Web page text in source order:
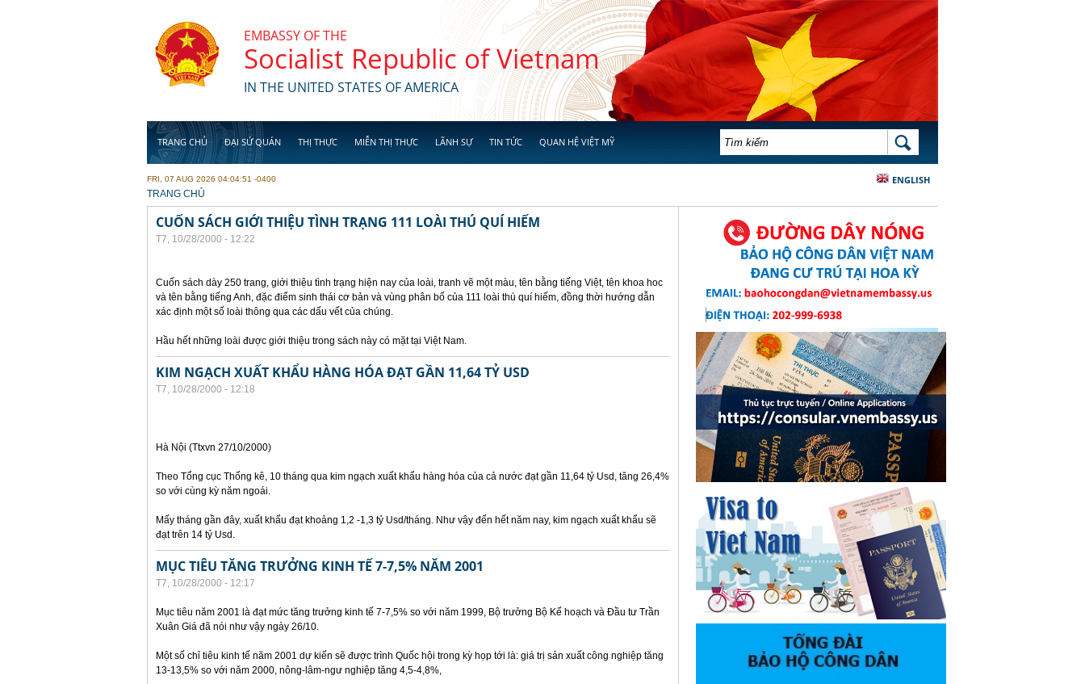
EMBASSY OF THE
Socialist Republic of Vietnam
IN THE UNITED STATES OF AMERICA
TRANG CHỦ ĐẠI SỨ QUÁN THỊ THỰC MIỄN THỊ THỰC LÃNH SỰ TIN TỨC QUAN HỆ VIỆT MỸ BIỂU MẪU TÌM KIẾM TÌM KIẾM
ENGLISH
FRI, 07 AUG 2026 04:04:51 -0400
YOU ARE HERE
TRANG CHỦ
CUỐN SÁCH GIỚI THIỆU TÌNH TRẠNG 111 LOÀI THÚ QUÍ HIẾM
T7, 10/28/2000 - 12:22
Cuốn sách dày 250 trang, giới thiệu tình trạng hiện nay của loài, tranh vẽ một màu, tên bằng tiếng Việt, tên khoa hoc
và tên bằng tiếng Anh, đặc điểm sinh thái cơ bản và vùng phân bố của 111 loài thú quí hiếm, đồng thời hướng dẫn
xác định một số loài thông qua các dấu vết của chúng.
Hầu hết những loài được giới thiệu trong sách này có mặt tại Việt Nam.
KIM NGẠCH XUẤT KHẨU HÀNG HÓA ĐẠT GẦN 11,64 TỶ USD
T7, 10/28/2000 - 12:18
Hà Nội (Ttxvn 27/10/2000)
Theo Tổng cục Thống kê, 10 tháng qua kim ngạch xuất khẩu hàng hóa của cả nước đạt gần 11,64 tỷ Usd, tăng 26,4%
so với cùng kỳ năm ngoái.
Mấy tháng gần đây, xuất khẩu đạt khoảng 1,2 -1,3 tỷ Usd/tháng. Như vậy đến hết năm nay, kim ngạch xuất khẩu sẽ
đạt trên 14 tỷ Usd.
MỤC TIÊU TĂNG TRƯỞNG KINH TẾ 7-7,5% NĂM 2001
T7, 10/28/2000 - 12:17
Mục tiêu năm 2001 là đạt mức tăng trưởng kinh tế 7-7,5% so với năm 1999, Bộ trưởng Bộ Kế hoạch và Đầu tư Trần
Xuân Giá đã nói như vậy ngày 26/10.
Một số chỉ tiêu kinh tế năm 2001 dự kiến sẽ được trình Quốc hội trong kỳ họp tới là: giá trị sản xuất công nghiệp tăng
13-13,5% so với năm 2000, nông-lâm-ngư nghiệp tăng 4,5-4,8%,